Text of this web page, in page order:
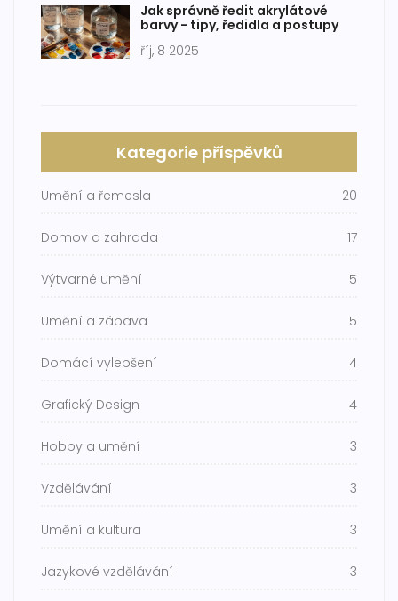
Jak správně ředit akrylátové
barvy - tipy, ředidla a postupy
říj, 8 2025
Kategorie příspěvků
Umění a řemesla 20
Domov a zahrada 17
Výtvarné umění 5
Umění a zábava 5
Domácí vylepšení 4
Grafický Design 4
Hobby a umění 3
Vzdělávání 3
Umění a kultura 3
Jazykové vzdělávání 3